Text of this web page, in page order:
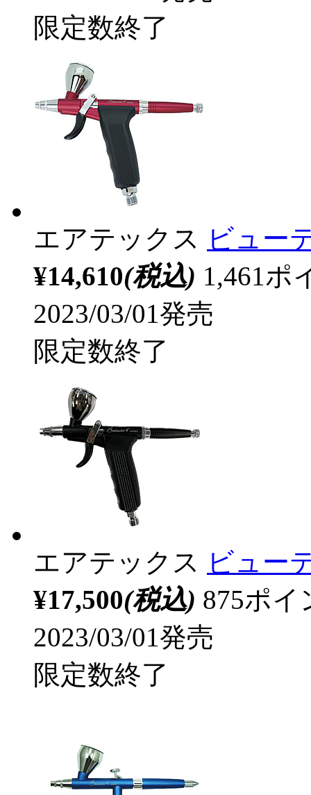
限定数終了
エアテックス ビュー
¥14,610(税込) 1,461ポ
2023/03/01発売
限定数終了
エアテックス ビュー
¥17,500(税込) 875ポ
2023/03/01発売
限定数終了